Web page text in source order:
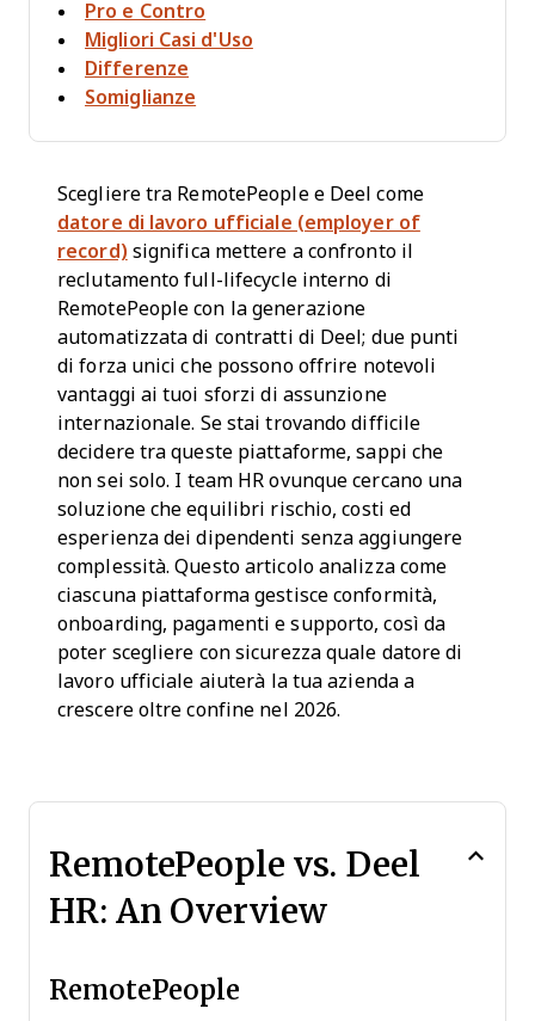
Pro e Contro
Migliori Casi d'Uso
Differenze
Somiglianze
Scegliere tra RemotePeople e Deel come
datore di lavoro ufficiale (employer of
record) significa mettere a confronto il
reclutamento full-lifecycle interno di
RemotePeople con la generazione
automatizzata di contratti di Deel; due punti
di forza unici che possono offrire notevoli
vantaggi ai tuoi sforzi di assunzione
internazionale. Se stai trovando difficile
decidere tra queste piattaforme, sappi che
non sei solo. I team HR ovunque cercano una
soluzione che equilibri rischio, costi ed
esperienza dei dipendenti senza aggiungere
complessità. Questo articolo analizza come
ciascuna piattaforma gestisce conformità,
onboarding, pagamenti e supporto, così da
poter scegliere con sicurezza quale datore di
lavoro ufficiale aiuterà la tua azienda a
crescere oltre confine nel 2026.
RemotePeople vs. Deel
HR: An Overview
RemotePeople